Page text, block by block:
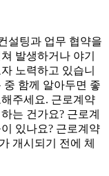
설팅과 업무 협약을
발생하거나 야기
노력하고 있습니
함께 알아두면 좋
주세요. 근로계약
는 건가요? 근로계
있나요? 근로계약
개시되기 전에 체